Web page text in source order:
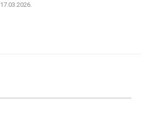
17.03.2026.